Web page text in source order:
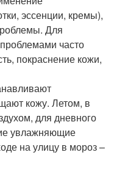
эссенции, кремы),
Для
часто
покраснение кожи,
кожу. Летом, в
для дневного
увлажняющие
на улицу в мороз –